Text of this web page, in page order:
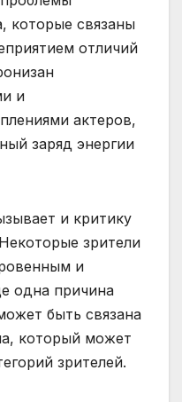
которые связаны
отличий
и
актеров,
заряд энергии
и критику
зрители
и
одна причина
быть связана
который может
зрителей.